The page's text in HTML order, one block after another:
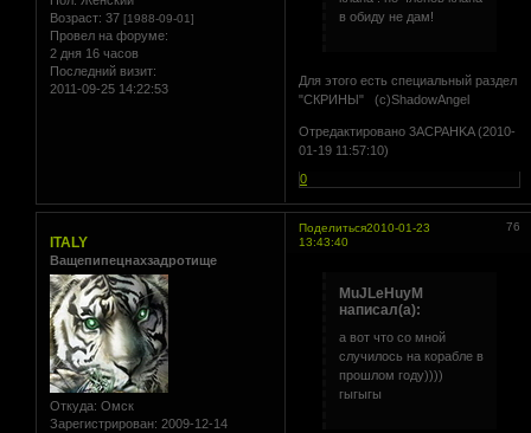
Возраст: 37 [1988-09-01]
Провел на форуме:
2 дня 16 часов
Последний визит:
2011-09-25 14:22:53
в обиду не дам!
Для этого есть специальный раздел
"СКРИНЫ" (с)ShadowAngel
Отредактировано 3ACPAHKA (2010-
01-19 11:57:10)
0
Поделиться 76
2010-01-23
13:43:40
ITALY
Ващепипецнахзадротище
Откуда: Омск
Зарегистрирован: 2009-12-14
MuJLeHuyM
написал(а):
а вот что со мной
случилось на корабле в
прошлом году))))
гыгыгы